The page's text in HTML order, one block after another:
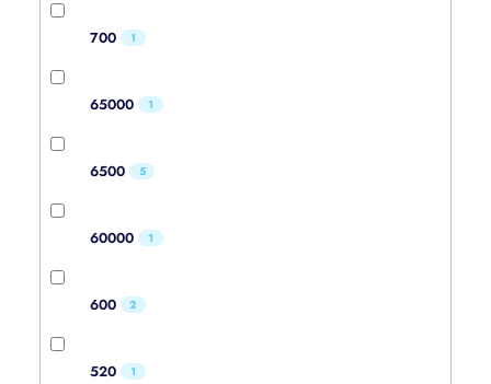
700 1
65000 1
6500 5
60000 1
600 2
520 1